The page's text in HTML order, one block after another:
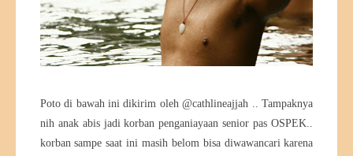
Poto di bawah ini dikirim oleh @cathlineajjah .. Tampaknya
nih anak abis jadi korban penganiayaan senior pas OSPEK..
korban sampe saat ini masih belom bisa diwawancari karena